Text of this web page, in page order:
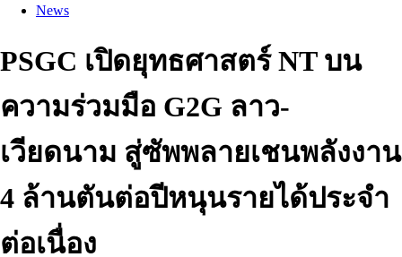
News
PSGC เปิดยุทธศาสตร์ NT บน
ความร่วมมือ G2G ลาว-
เวียดนาม สู่ซัพพลายเชนพลังงาน
4 ล้านตันต่อปีหนุนรายได้ประจำ
ต่อเนื่อง